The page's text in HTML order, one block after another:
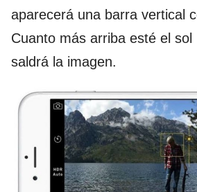
aparecerá una barra vertical
Cuanto más arriba esté el sol
saldrá la imagen.